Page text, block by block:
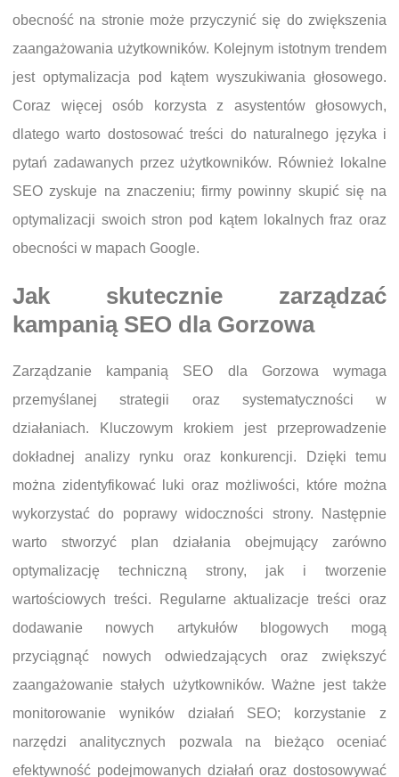
obecność na stronie może przyczynić się do zwiększenia
zaangażowania użytkowników. Kolejnym istotnym trendem
jest optymalizacja pod kątem wyszukiwania głosowego.
Coraz więcej osób korzysta z asystentów głosowych,
dlatego warto dostosować treści do naturalnego języka i
pytań zadawanych przez użytkowników. Również lokalne
SEO zyskuje na znaczeniu; firmy powinny skupić się na
optymalizacji swoich stron pod kątem lokalnych fraz oraz
obecności w mapach Google.
Jak skutecznie zarządzać
kampanią SEO dla Gorzowa
Zarządzanie kampanią SEO dla Gorzowa wymaga
przemyślanej strategii oraz systematyczności w
działaniach. Kluczowym krokiem jest przeprowadzenie
dokładnej analizy rynku oraz konkurencji. Dzięki temu
można zidentyfikować luki oraz możliwości, które można
wykorzystać do poprawy widoczności strony. Następnie
warto stworzyć plan działania obejmujący zarówno
optymalizację techniczną strony, jak i tworzenie
wartościowych treści. Regularne aktualizacje treści oraz
dodawanie nowych artykułów blogowych mogą
przyciągnąć nowych odwiedzających oraz zwiększyć
zaangażowanie stałych użytkowników. Ważne jest także
monitorowanie wyników działań SEO; korzystanie z
narzędzi analitycznych pozwala na bieżąco oceniać
efektywność podejmowanych działań oraz dostosowywać